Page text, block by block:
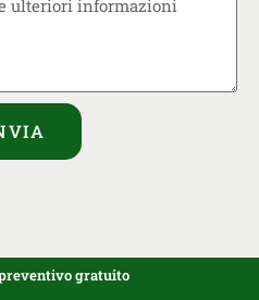
gratuito